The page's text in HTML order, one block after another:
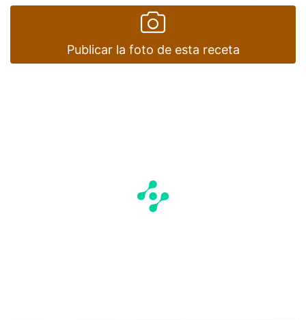
Publicar la foto de esta receta